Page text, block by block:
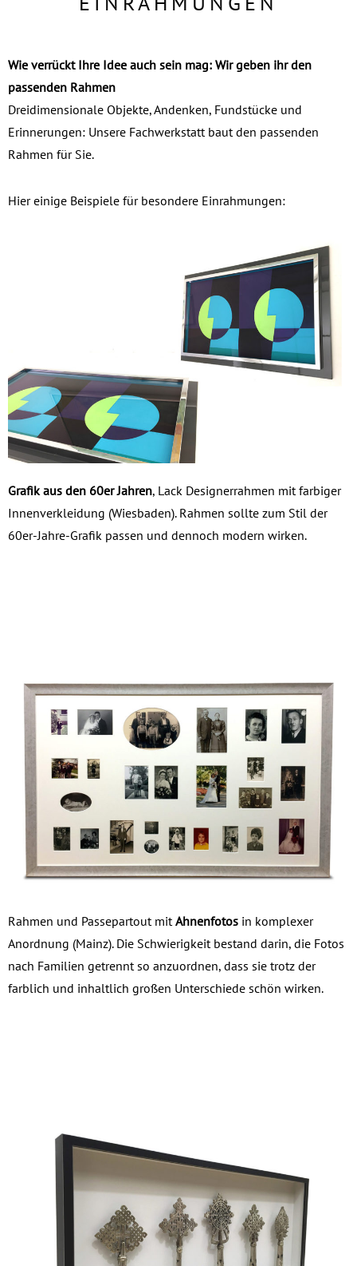
Wie verrückt Ihre Idee auch sein mag: Wir geben ihr den
passenden Rahmen
Dreidimensionale Objekte, Andenken, Fundstücke und
Erinnerungen: Unsere Fachwerkstatt baut den passenden
Rahmen für Sie.
Hier einige Beispiele für besondere Einrahmungen:
Grafik aus den 60er Jahren, Lack Designerrahmen mit farbiger
Innenverkleidung (Wiesbaden). Rahmen sollte zum Stil der
60er-Jahre-Grafik passen und dennoch modern wirken.
Rahmen und Passepartout mitAhnenfotos in komplexer
Anordnung (Mainz). Die Schwierigkeit bestand darin, die Fotos
nach Familien getrennt so anzuordnen, dass sie trotz der
farblich und inhaltlich großen Unterschiede schön wirken.